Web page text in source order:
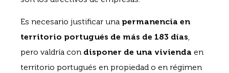
Es necesario justificar una permanencia en
territorio portugués de más de 183 días,
pero valdría con disponer de una vivienda en
territorio portugués en propiedad o en régimen